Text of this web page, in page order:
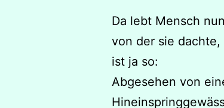
Da lebt Mensch
von der sie
ist ja so:
Abgesehen von